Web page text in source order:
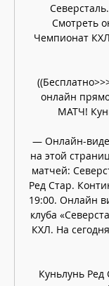
Смотреть
Чемпионат
онлайн
МАТЧ!
— Онлайн-
на этой
матчей:
Ред Стар.
19:00. Онлайн
клуба
КХЛ. На
Куньлунь Ред